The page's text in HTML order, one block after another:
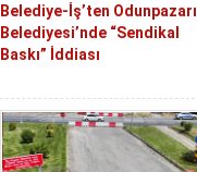
Belediye-İş’ten Odunpazarı
Belediyesi’nde “Sendikal
Baskı” İddiası